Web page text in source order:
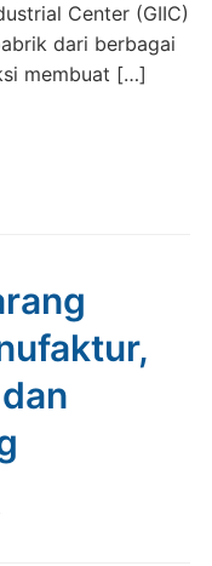
Center (GIIC)
dari berbagai
membuat […]